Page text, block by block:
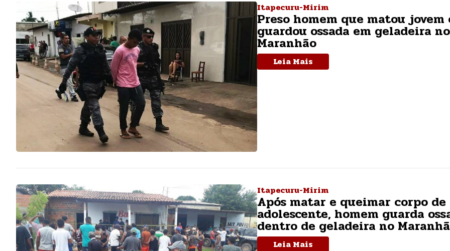
Itapecuru-Mirim
Preso homem que matou jovem
guardou ossada em geladeira no
Maranhão
Leia Mais
Itapecuru-Mirim
Após matar e queimar corpo de
adolescente, homem guarda
dentro de geladeira no
Leia Mais